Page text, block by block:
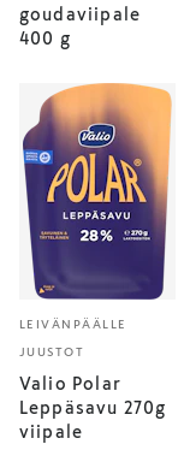
goudaviipale
400 g
LEIVÄNPÄÄLLE
JUUSTOT
Valio Polar
Leppäsavu 270g
viipale